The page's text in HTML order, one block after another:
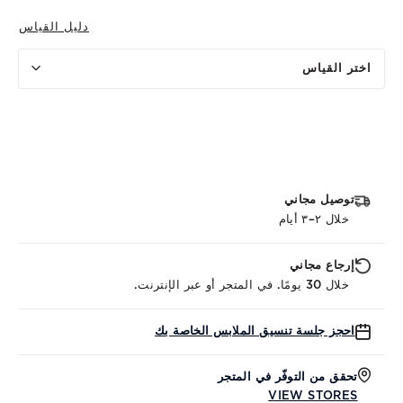
دليل القياس
اختر القياس
توصيل مجاني
خلال ٢–٣ أيام
إرجاع مجاني
خلال 30 يومًا. في المتجر أو عبر الإنترنت.
احجز جلسة تنسيق الملابس الخاصة بك
تحقق من التوفّر في المتجر
VIEW STORES